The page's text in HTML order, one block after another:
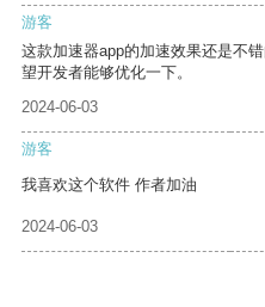
游客
这款加速器app的加速效果还是不
望开发者能够优化一下。
2024-06-03
游客
我喜欢这个软件 作者加油
2024-06-03